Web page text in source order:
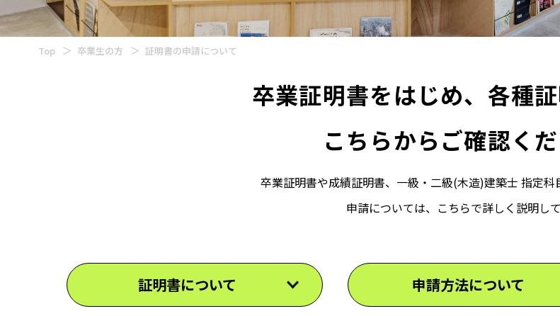
Top 卒業生の方 証明書の申請について
卒業証明書をはじめ、各種
こちらからご確認くだ
卒業証明書や成績証明書、一級・二級(木造)建築士 指定科
申請については、こちらで詳しく説明して
証明書について 申請方法について